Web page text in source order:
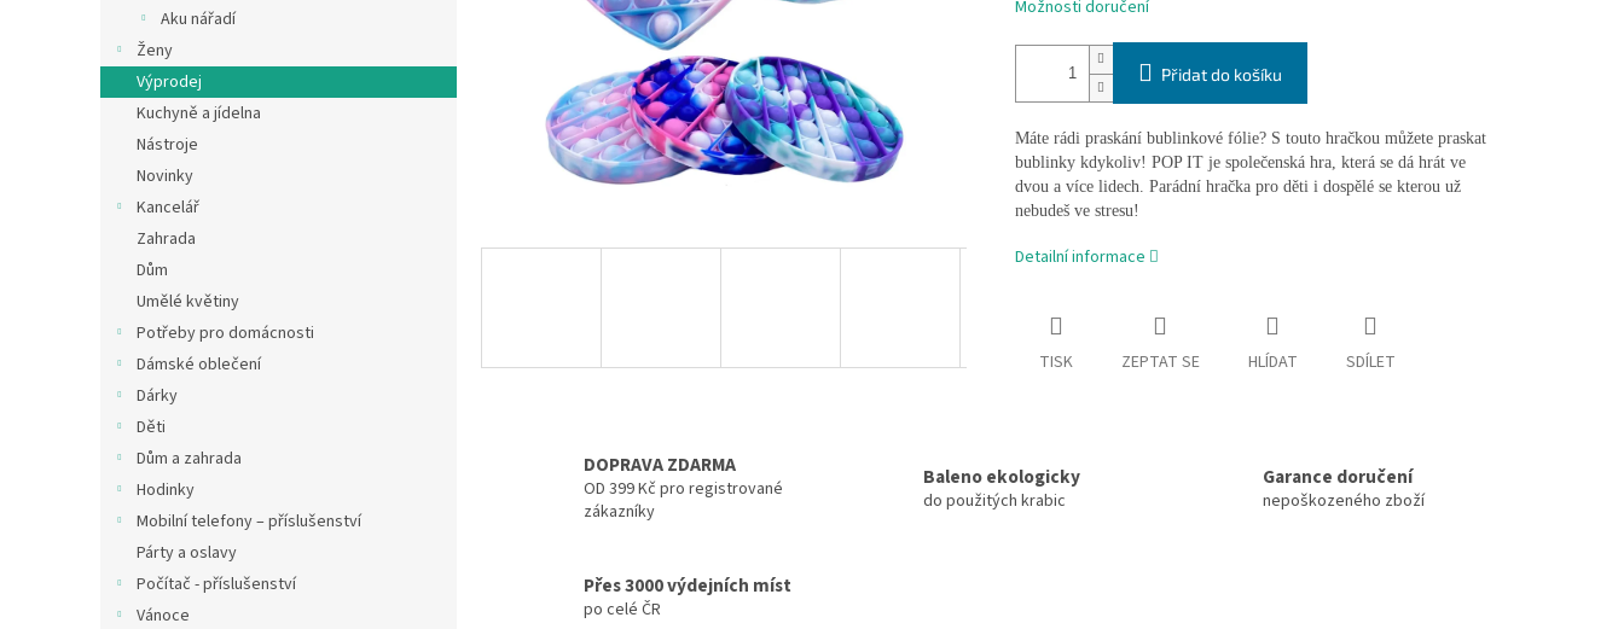
l
Aku nářadí
Ženy
Výprodej
Kuchyně a jídelna
Nástroje
Novinky
Kancelář
Zahrada
Dům
Umělé květiny
Potřeby pro domácnosti
Dámské oblečení
Dárky
Děti
Dům a zahrada
Hodinky
Mobilní telefony – příslušenství
Párty a oslavy
Počítač - příslušenství
Vánoce
Možnosti doručení
Přidat do košíku
Máte rádi praskání bublinkové fólie? S touto hračkou můžete praskat
bublinky kdykoliv! POP IT je společenská hra, která se dá hrát ve
dvou a více lidech. Parádní hračka pro děti i dospělé se kterou už
nebudeš ve stresu!
Detailní informace
TISK ZEPTAT SE HLÍDAT SDÍLET
DOPRAVA ZDARMA
OD 399 Kč pro registrované
zákazníky
Baleno ekologicky
do použitých krabic
Garance doručení
nepoškozeného zboží
Přes 3000 výdejních míst
po celé ČR